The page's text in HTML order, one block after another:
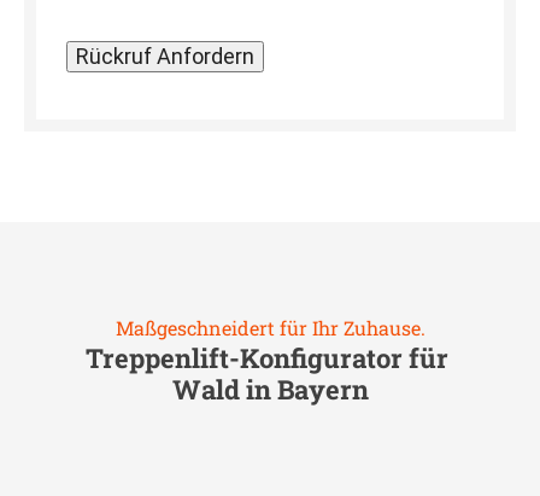
Maßgeschneidert für Ihr Zuhause.
Treppenlift-Konfigurator für
Wald in Bayern